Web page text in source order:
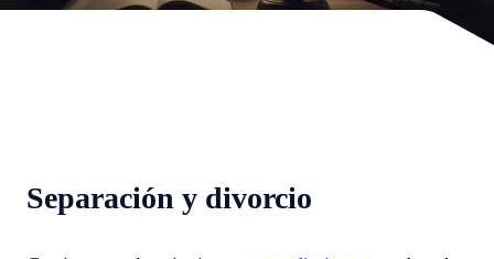
Separación y divorcio